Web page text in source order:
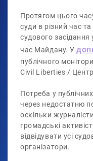
Протягом цього
суди в різний час
судового засідання
час Майдану. У
публічного
Civil Liberties /
Потреба у
через недостатню
оскільки
громадські
відвідувати усі
організатори.